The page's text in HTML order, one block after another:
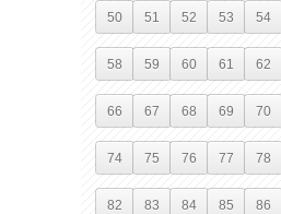
50 51 52 53 54
58 59 60 61 62
66 67 68 69 70
74 75 76 77 78
82 83 84 85 86